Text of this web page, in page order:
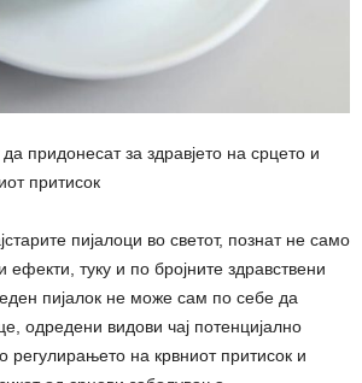
придонесат за здравјето на срцето и
притисок
пијалоци во светот, познат не само
ефекти, туку и по бројните здравствени
пијалок не може сам по себе да
одредени видови чај потенцијално
регулирањето на крвниот притисок и